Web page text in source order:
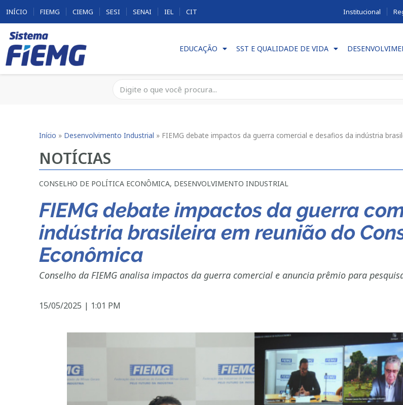
INÍCIO FIEMG CIEMG SESI SENAI IEL CIT Institucional
EDUCAÇÃO SST E QUALIDADE DE VIDA
Início » Desenvolvimento Industrial » FIEMG debate impactos da guerra comercial e desafios da indústria
NOTÍCIAS
CONSELHO DE POLÍTICA ECONÔMICA, DESENVOLVIMENTO INDUSTRIAL
FIEMG debate impactos da guerra
indústria brasileira em reunião do
Econômica
Conselho da FIEMG analisa impactos da guerra comercial e anuncia prêmio para
15/05/2025 | 1:01 PM